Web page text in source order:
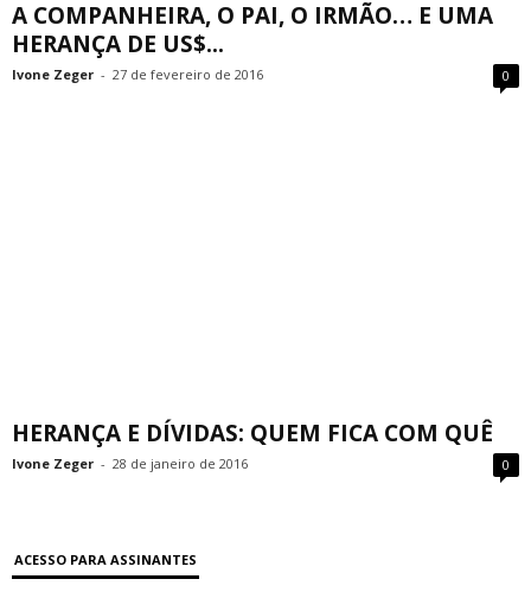
A COMPANHEIRA, O PAI, O IRMÃO… E UMA
HERANÇA DE US$...
Ivone Zeger - 27 de fevereiro de 2016 0
HERANÇA E DÍVIDAS: QUEM FICA COM QUÊ
Ivone Zeger - 28 de janeiro de 2016 0
ACESSO PARA ASSINANTES